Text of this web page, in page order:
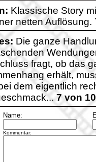
Klassische Story
netten
Die ganze
fragt, ob das
erhält,
dem eigentlich
7 von
Name:
Kommentar: